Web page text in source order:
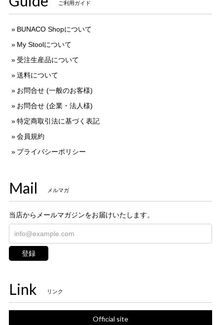
ご利用ガイド
BUNACO Shopについて
My Stoolについて
受注生産品について
送料について
お問合せ (一般のお客様)
お問合せ (企業・法人様)
特定商取引法に基づく表記
会員規約
プライバシーポリシー
Mail メルマガ
当店からメールマガジンをお届けいたします。
登録
Link リンク
Official site